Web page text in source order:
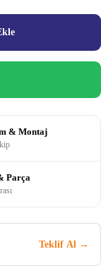
& Montaj
Parça
Teklif Al →